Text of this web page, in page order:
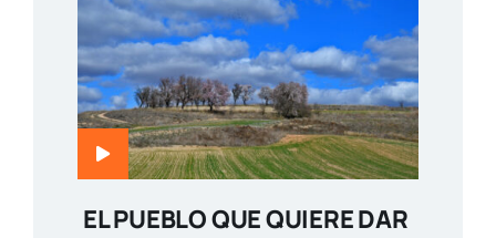
EL PUEBLO QUE QUIERE DAR